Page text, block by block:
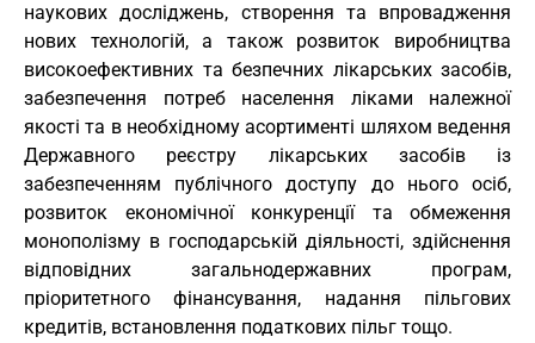
наукових досліджень, створення та впровадження
нових технологій, а також розвиток виробництва
високоефективних та безпечних лікарських засобів,
забезпечення потреб населення ліками належної
якості та в необхідному асортименті шляхом ведення
Державного реєстру лікарських засобів із
забезпеченням публічного доступу до нього осіб,
розвиток економічної конкуренції та обмеження
монополізму в господарській діяльності, здійснення
відповідних загальнодержавних програм,
пріоритетного фінансування, надання пільгових
кредитів, встановлення податкових пільг тощо.